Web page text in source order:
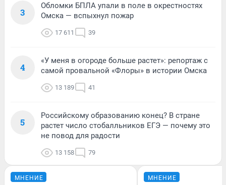
3
Обломки БПЛА упали в поле в окрестностях
Омска — вспыхнул пожар
17 611 39
4
«У меня в огороде больше растет»: репортаж с
самой провальной «Флоры» в истории Омска
13 189 41
5
Российскому образованию конец? В стране
растет число стобалльников ЕГЭ — почему это
не повод для радости
13 158 79
МНЕНИЕ МНЕНИЕ